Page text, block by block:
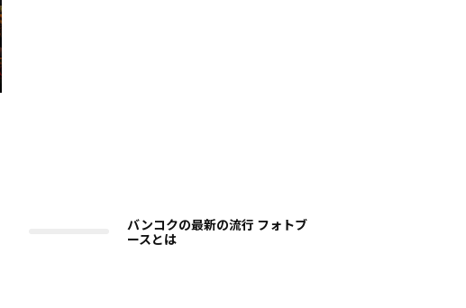
バンコクの最新の流行 フォトブ
ースとは